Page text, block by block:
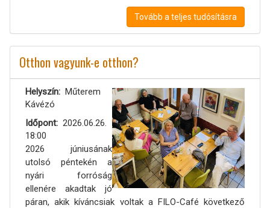
Tovább a teljes tudósításra
Otthon vagyunk-e otthon?
Helyszín
Műterem
Kávézó
Időpont
2026.06.26.
18:00
2026 júniusának
utolsó péntekén a
nyári forróság
ellenére akadtak jó
páran, akik kíváncsiak voltak a FILO-Café következő